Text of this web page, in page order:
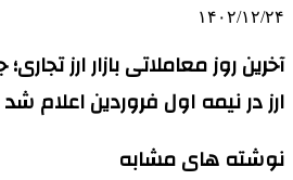
۱۴۰۲/۱۲/۲۴
آخرین روز معاملاتی بازار ارز
ارز در نیمه اول فروردین اعلام شد
نوشته های مشابه